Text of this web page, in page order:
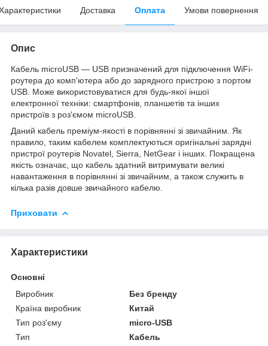
Доставка Оплата Умови повернення
Опис
Кабель microUSB ― USB призначений для підключення WiFi-
роутера до комп'ютера або до зарядного пристрою з портом
USB. Може використовуватися для будь-якої іншої
електронної техніки: смартфонів, планшетів та інших
пристроїв з роз'ємом microUSB.
Даний кабель преміум-якості в порівнянні зі звичайним. Як
правило, таким кабелем комплектуються оригінальні зарядні
пристрої роутерів Novatel, Sierra, NetGear і інших. Покращена
якість означає, що кабель здатний витримувати великі
навантаження в порівнянні зі звичайним, а також служить в
кілька разів довше звичайного кабелю.
Приховати
Характеристики
Основні
Виробник
Без бренду
Країна виробник
Китай
Тип роз'єму
micro-USB
Тип
Кабель